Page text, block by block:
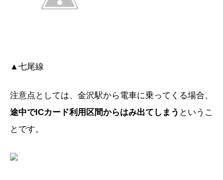
▲七尾線
注意点としては、金沢駅から電車に乗ってくる場合、
途中でICカード利用区間からはみ出てしまう というこ
とです。